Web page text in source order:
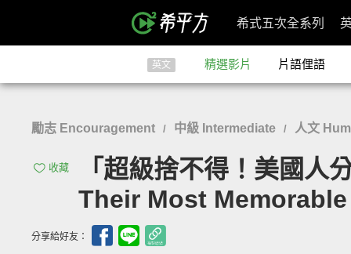
希式五次全系列
英文 精選影片 片語俚語
勵志 Encouragement / 中級 Intermediate / 人文
收藏
「超級捨不得！美國
Their Most
分享給好友：